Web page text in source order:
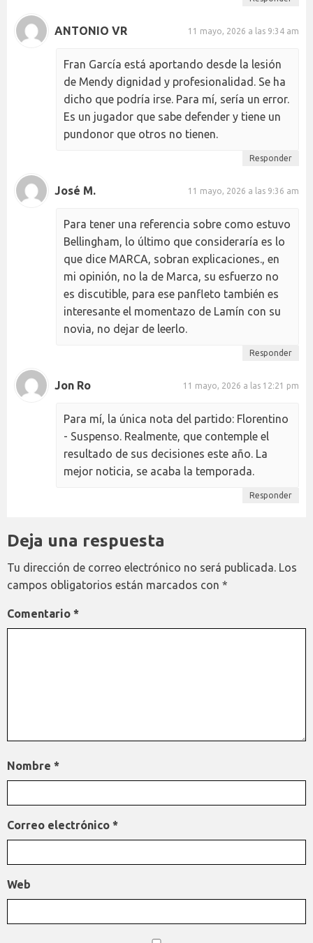
ANTONIO VR 11 mayo, 2026 a las 9:34 am
Fran García está aportando desde la lesión
de Mendy dignidad y profesionalidad. Se ha
dicho que podría irse. Para mí, sería un error.
Es un jugador que sabe defender y tiene un
pundonor que otros no tienen.
Responder
José M. 11 mayo, 2026 a las 9:36 am
Para tener una referencia sobre como estuvo
Bellingham, lo último que consideraría es lo
que dice MARCA, sobran explicaciones., en
mi opinión, no la de Marca, su esfuerzo no
es discutible, para ese panfleto también es
interesante el momentazo de Lamín con su
novia, no dejar de leerlo.
Responder
Jon Ro 11 mayo, 2026 a las 12:21 pm
Para mí, la única nota del partido: Florentino
- Suspenso. Realmente, que contemple el
resultado de sus decisiones este año. La
mejor noticia, se acaba la temporada.
Responder
Deja una respuesta
Tu dirección de correo electrónico no será publicada. Los
campos obligatorios están marcados con *
Comentario *
Nombre *
Correo electrónico *
Web